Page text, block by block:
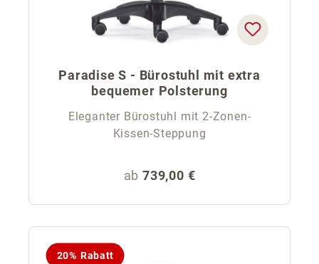
Paradise S - Bürostuhl mit extra
bequemer Polsterung
Eleganter Bürostuhl mit 2-Zonen-
Kissen-Steppung
Regulärer Preis:
ab 739,00 €
20% Rabatt